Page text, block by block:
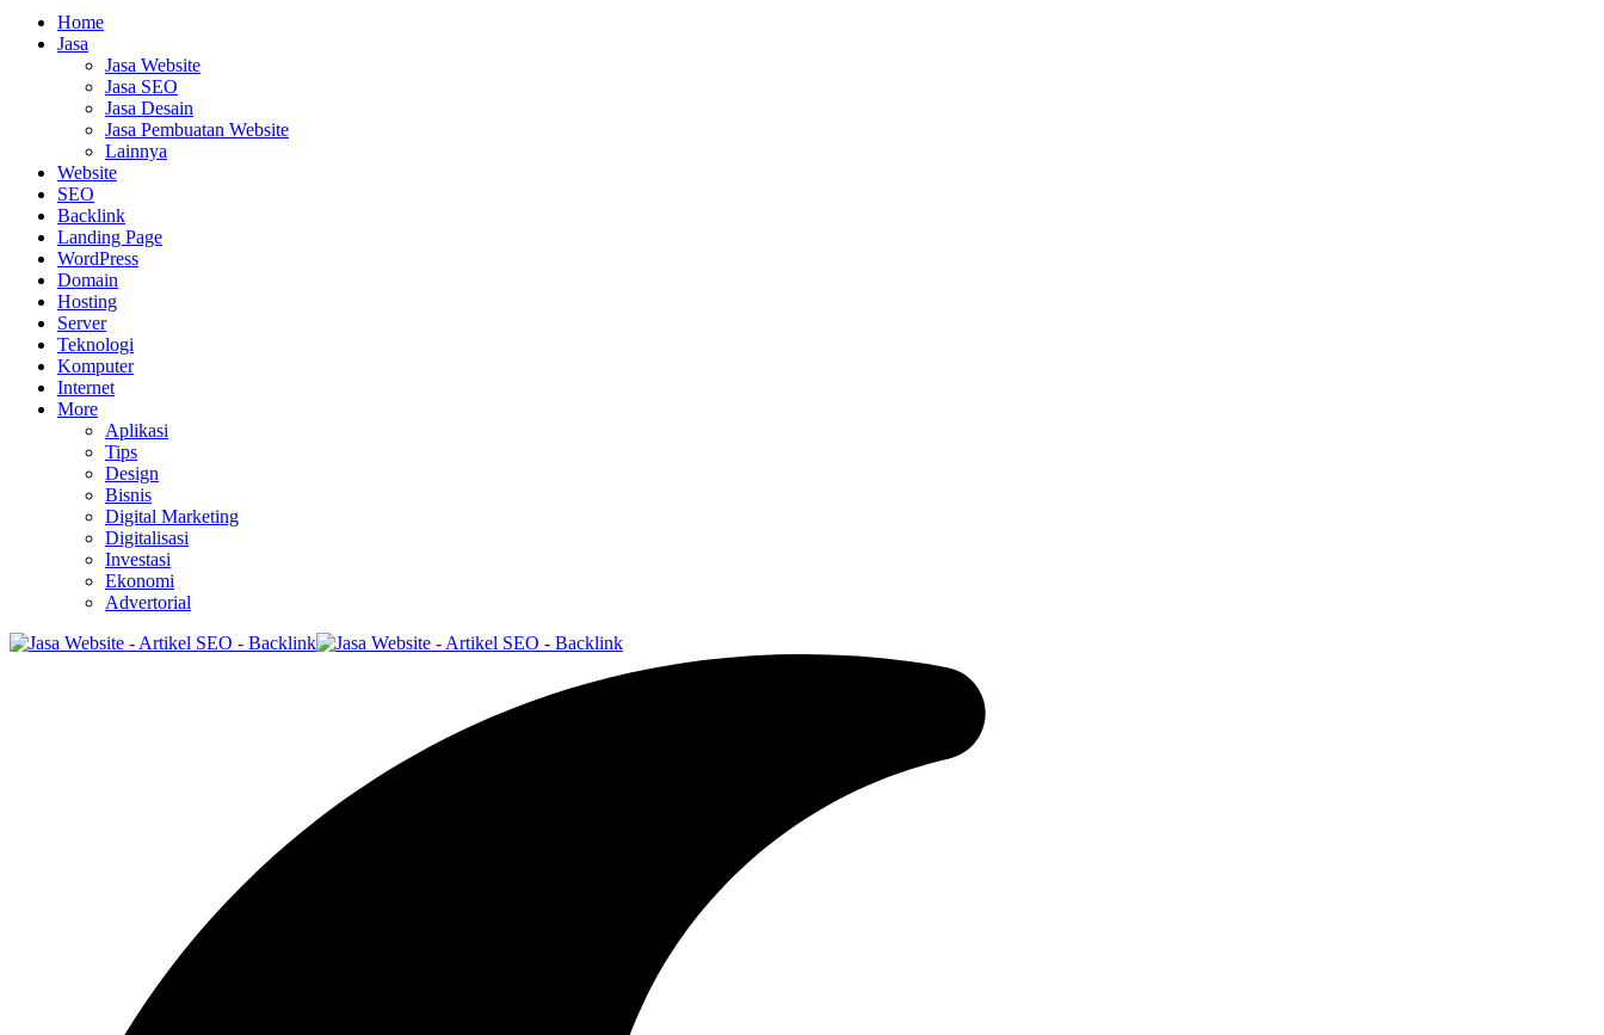
Home
Jasa
Jasa Website
Jasa SEO
Jasa Desain
Jasa Pembuatan Website
Lainnya
Website
SEO
Backlink
Landing Page
WordPress
Domain
Hosting
Server
Teknologi
Komputer
Internet
More
Aplikasi
Tips
Design
Bisnis
Digital Marketing
Digitalisasi
Investasi
Ekonomi
Advertorial